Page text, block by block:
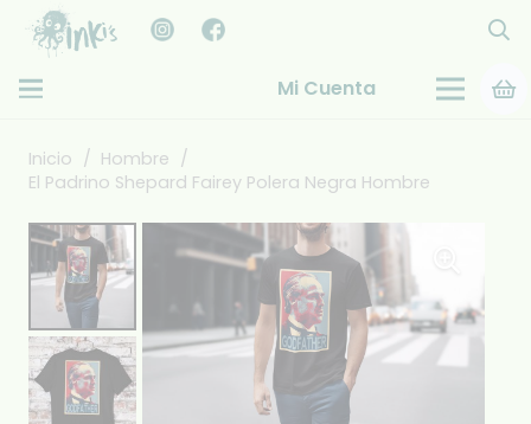
Mi Cuenta
Inicio / Hombre /
El Padrino Shepard Fairey Polera Negra Hombre